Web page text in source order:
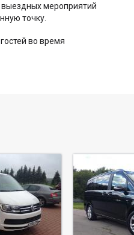
мероприятий
точку.
во время